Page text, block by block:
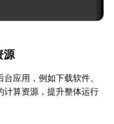
源
应用，例如下载软件、
计算资源，提升整体运行